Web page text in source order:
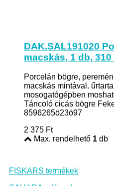
DAK.SAL191020
macskás, 1 db,
Porcelán bögre,
macskás mintával.
mosogatógépben
Táncoló cicás bögre
8596265ö23ö97
2 375 Ft
Max. rendelhető 1 db
FISKARS termékek